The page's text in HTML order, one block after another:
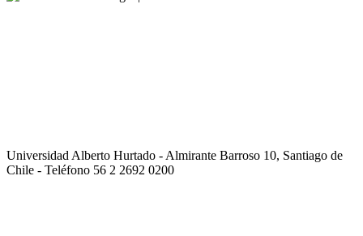
Universidad Alberto Hurtado - Almirante Barroso 10, Santiago de
Chile - Teléfono 56 2 2692 0200